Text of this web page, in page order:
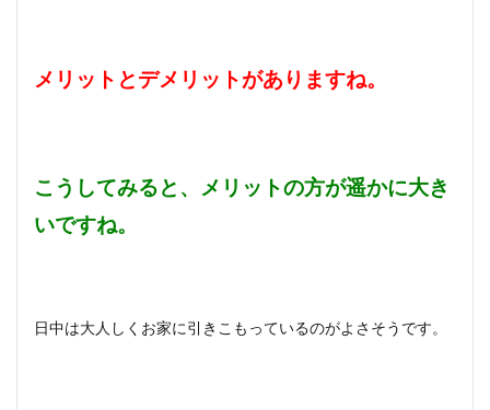
メリットとデメリットがありますね。
こうしてみると、メリットの方が遥かに大き
いですね。
日中は大人しくお家に引きこもっているのがよさそうです。